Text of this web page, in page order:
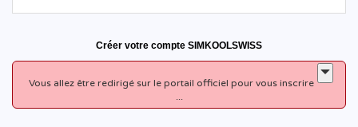
Créer votre compte SIMKOOLSWISS
Vous allez être redirigé sur le portail officiel pour vous inscrire
...